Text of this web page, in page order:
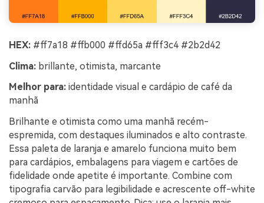
HEX: #ff7a18 #ffb000 #ffd65a #fff3c4 #2b2d42
Clima: brillante, otimista, marcante
Melhor para: identidade visual e cardápio de café da
manhã
Brilhante e otimista como uma manhã recém-
espremida, com destaques iluminados e alto contraste.
Essa paleta de laranja e amarelo funciona muito bem
para cardápios, embalagens para viagem e cartões de
fidelidade onde apetite é importante. Combine com
tipografia carvão para legibilidade e acrescente off-white